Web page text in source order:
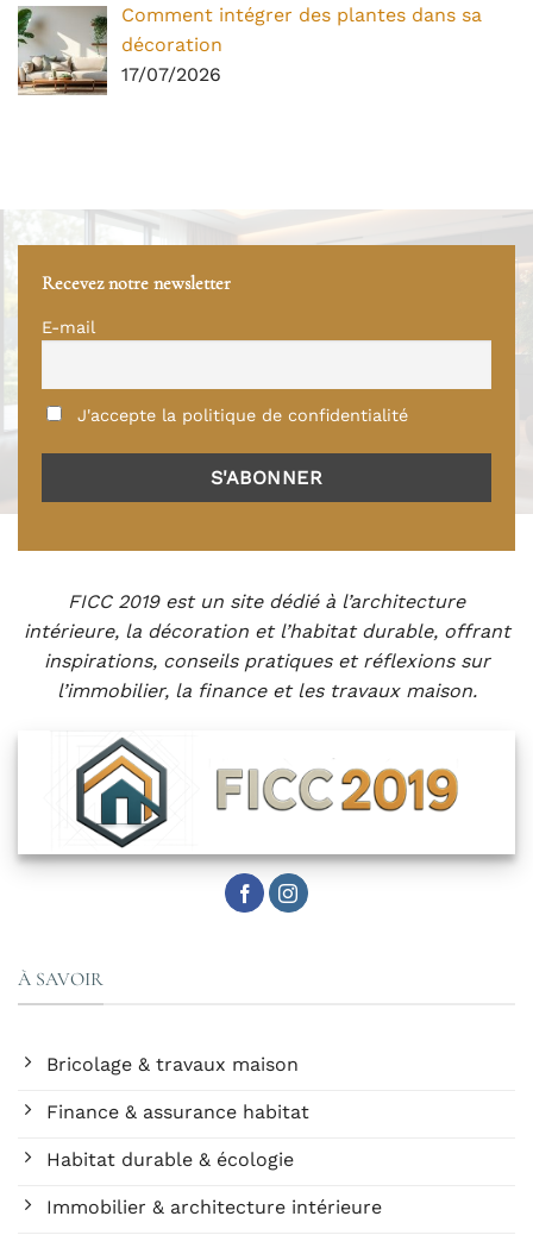
Comment intégrer des plantes dans sa
décoration
17/07/2026
Recevez notre newsletter
E-mail
J'accepte la politique de confidentialité
FICC 2019 est un site dédié à l’architecture
intérieure, la décoration et l’habitat durable, offrant
inspirations, conseils pratiques et réflexions sur
l’immobilier, la finance et les travaux maison.
À SAVOIR
Bricolage & travaux maison
Finance & assurance habitat
Habitat durable & écologie
Immobilier & architecture intérieure